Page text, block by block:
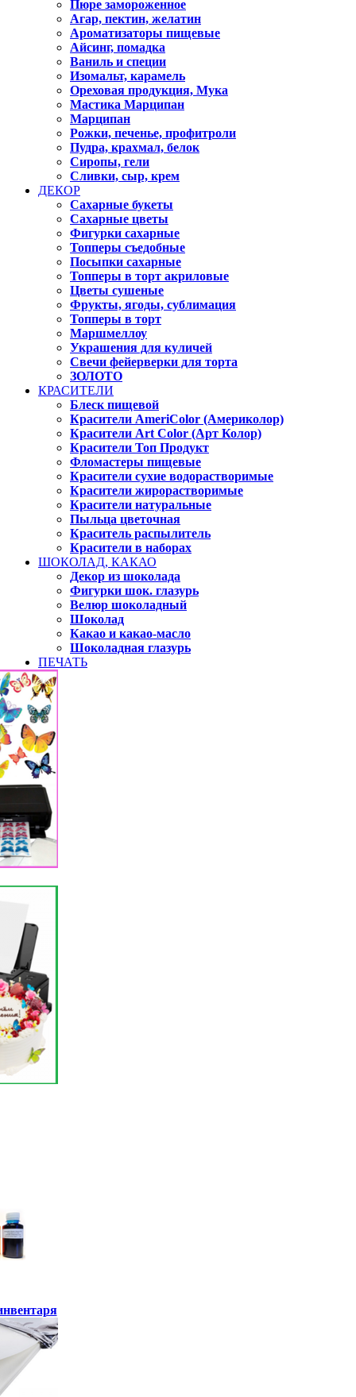
Пюре замороженное
Агар, пектин, желатин
Ароматизаторы пищевые
Айсинг, помадка
Ваниль и специи
Изомальт, карамель
Ореховая продукция, Мука
Мастика Марципан
Марципан
Рожки, печенье, профитроли
Пудра, крахмал, белок
Сиропы, гели
Сливки, сыр, крем
ДЕКОР
Сахарные букеты
Сахарные цветы
Фигурки сахарные
Топперы съедобные
Посыпки сахарные
Топперы в торт акриловые
Цветы сушеные
Фрукты, ягоды, сублимация
Топперы в торт
Маршмеллоу
Украшения для куличей
Свечи фейерверки для торта
ЗОЛОТО
КРАСИТЕЛИ
Блеск пищевой
Красители AmeriColor (Америколор)
Красители Art Color (Арт Колор)
Красители Топ Продукт
Фломастеры пищевые
Красители сухие водорастворимые
Красители жирорастворимые
Красители натуральные
Пыльца цветочная
Краситель распылитель
Красители в наборах
ШОКОЛАД, КАКАО
Декор из шоколада
Фигурки шок. глазурь
Велюр шоколадный
Шоколад
Какао и какао-масло
Шоколадная глазурь
ПЕЧАТЬ